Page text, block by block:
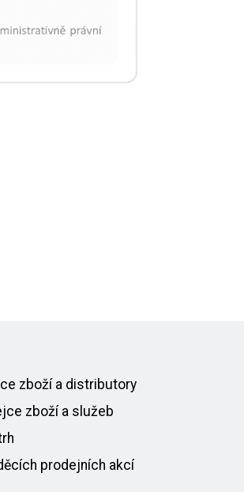
zboží a distributory
zboží a služeb
prodejních akcí